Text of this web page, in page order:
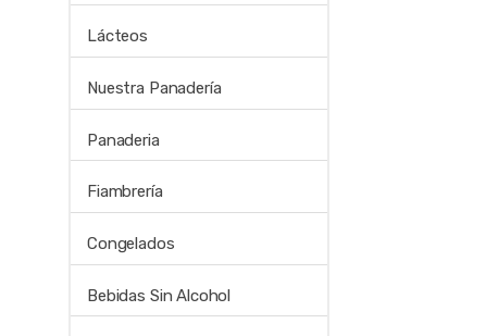
Lácteos
Nuestra Panadería
Panaderia
Fiambrería
Congelados
Bebidas Sin Alcohol